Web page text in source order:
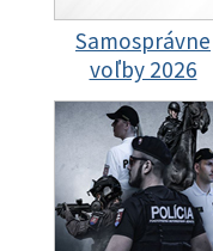
Samosprávne
voľby 2026